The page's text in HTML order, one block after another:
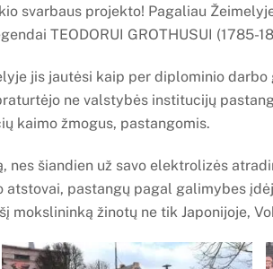
svarbaus projekto! Pagaliau
TEODORUI GROTHUSUI (1785-
jis jautėsi kaip per diplominio
ne valstybės institucijų
kaimo žmogus, pastangomis.
nes šiandien už savo elektrolizės
pastangų pagal galimybes
mokslininką žinotų ne tik Japonijoje,